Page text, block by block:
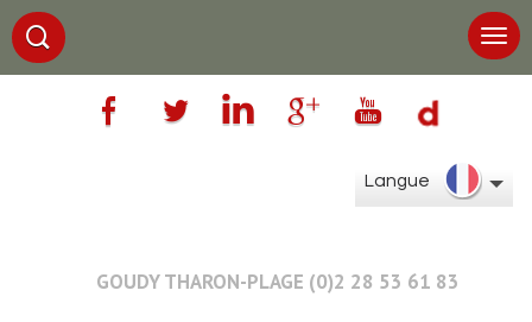
Langue
GOUDY THARON-PLAGE (0)2 28 53 61 83